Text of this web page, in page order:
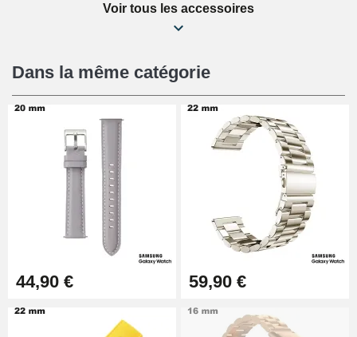
Kit Réparation Montre Débutant
16,90 €
Pied à Coulisse Numérique
9,90 €
Pince Trou pour Bracelet de
Voir tous les accessoires
Dans la même catégorie
44,90 € 59,90 €